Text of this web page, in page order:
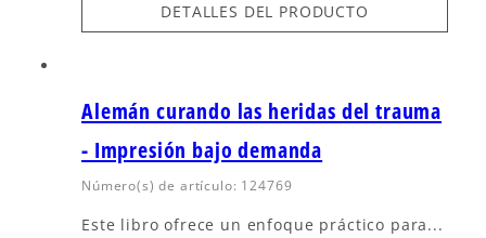
DETALLES DEL PRODUCTO
Alemán curando las heridas del trauma
- Impresión bajo demanda
Número(s) de artículo: 124769
Este libro ofrece un enfoque práctico para...